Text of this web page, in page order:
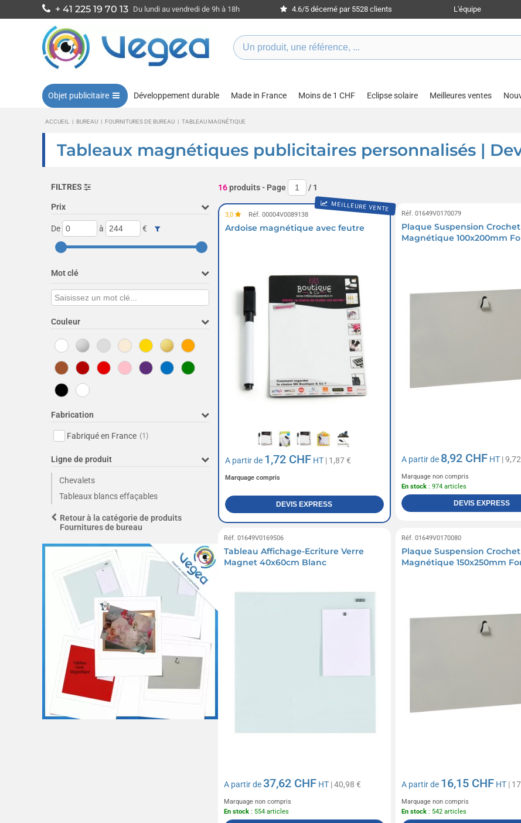
+ 41 225 19 70 13 Du lundi au vendredi de 9h à 18h 4.6/5 décerné par 5528 clients L'équipe
Objet publicitaire Développement durable Made in France Moins de 1 CHF Eclipse solaire Meilleures ventes
ACCUEIL | BUREAU | FOURNITURES DE BUREAU | TABLEAU MAGNÉTIQUE
Tableaux magnétiques publicitaires personnalisés |
FILTRES
Prix
De à €
Mot clé
Couleur
Fabrication
Fabriqué en France (1)
Ligne de produit
Chevalets
Tableaux blancs effaçables
Retour à la catégorie de produits
Fournitures de bureau
16produits- Page / 1
MEILLEURE VENTE
3,0 Réf. 00004V0089138
Ardoise magnétique avec feutre
A partir de 1,72 CHF HT | 1,87 €
Marquage compris
DEVIS EXPRESS
Réf. 01649V0170079
Plaque Suspension Crochet
Magnétique 100x200mm
A partir de 8,92 CHF HT|
Marquage non compris
En stock: 974 articles
DEVIS EXPRESS
Réf. 01649V0169506
Tableau Affichage-Ecriture Verre
Magnet 40x60cm Blanc
A partir de37,62 CHF HT | 40,98 €
Marquage non compris
En stock : 554 articles
Réf. 01649V0170080
Plaque Suspension Crochet
Magnétique 150x250mm
A partir de 16,15 CHF HT|
Marquage non compris
En stock: 542 articles